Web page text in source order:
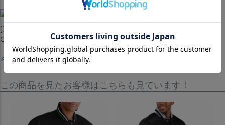
[アウター][ジャンパー][Courtside Lightweight PO Jacket][Boston
Celtics][Black][バスケットボール][BOS/セルツ]
レビューを書く
この商品を見たお客様はこちらも見ています！